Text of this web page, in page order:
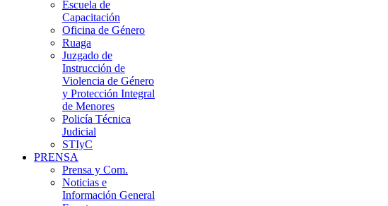
Escuela de
Capacitación
Oficina de Género
Ruaga
Juzgado de
Instrucción de
Violencia de Género
y Protección Integral
de Menores
Policía Técnica
Judicial
STIyC
PRENSA
Prensa y Com.
Noticias e
Información General